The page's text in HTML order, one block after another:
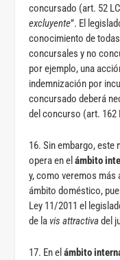
concursado (art. 52
excluyente”. El
conocimiento de
concursales y no
por ejemplo, una
indemnización por
concursado deberá
del concurso (art. 162
16. Sin embargo, este
opera en elámbito
y, como veremos más
ámbito doméstico,
Ley 11/2011 el
de la vis attractivadel
17. En elámbito